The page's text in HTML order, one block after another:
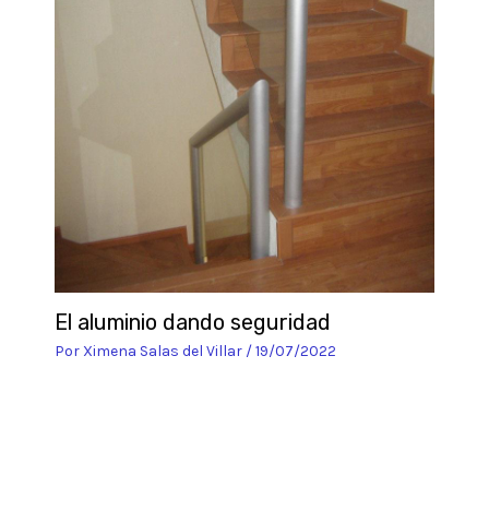
El aluminio dando seguridad
Por Ximena Salas del Villar /19/07/2022